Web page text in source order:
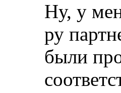
Ну, у
ру
были